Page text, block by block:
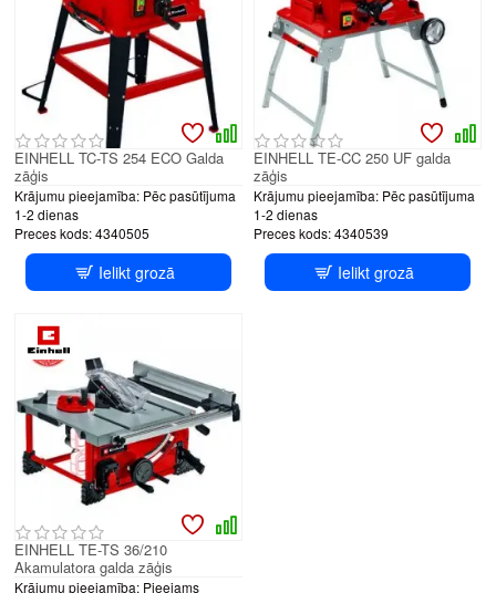
Krājumu pieejamība: Pēc pasūtījuma
1-2 dienas
Preces kods:4340505
EINHELL TC-TS 254 ECO Galda
zāģis
Ielikt grozā
Krājumu pieejamība: Pēc pasūtījuma
1-2 dienas
Preces kods:4340539
EINHELL TE-CC 250 UF galda
zāģis
Ielikt grozā
Krājumu pieejamība: Pieejams
EINHELL TE-TS 36/210
Akamulatora galda zāģis